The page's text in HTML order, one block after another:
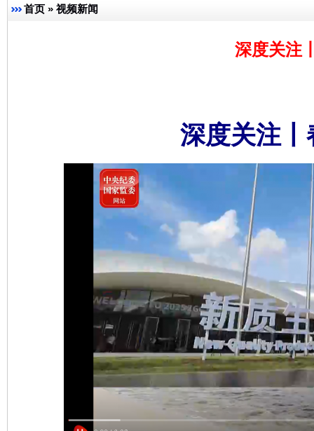
首页 » 视频新闻
深度关注
深度关注